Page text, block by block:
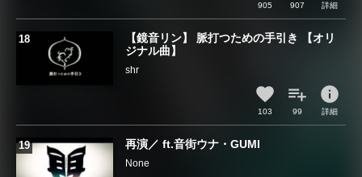
905 907 詳細
【鏡音リン】 脈打つための手引き 【オリ
ジナル曲】
shr
103 99
info
詳細
再演／ ft.音街ウナ・GUMI
None